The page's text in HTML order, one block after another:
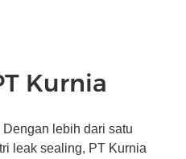
Kurnia
lebih dari satu
leak sealing, PT Kurnia